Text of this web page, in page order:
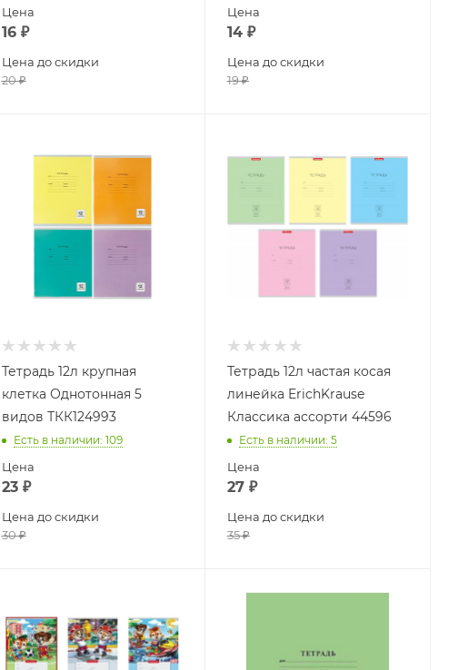
Цена
16₽
Цена до скидки
20₽
Цена
14₽
Цена до скидки
19₽
Тетрадь 12л крупная
клетка Однотонная 5
видов ТКК124993
Есть в наличии: 109
Цена
23₽
Цена до скидки
30₽
Тетрадь 12л частая косая
линейка ErichKrause
Классика ассорти 44596
Есть в наличии: 5
Цена
27₽
Цена до скидки
35₽